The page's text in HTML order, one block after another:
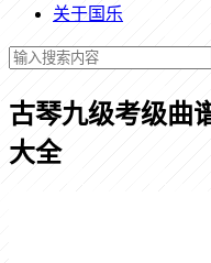
关于国乐
古琴九级考级曲
大全